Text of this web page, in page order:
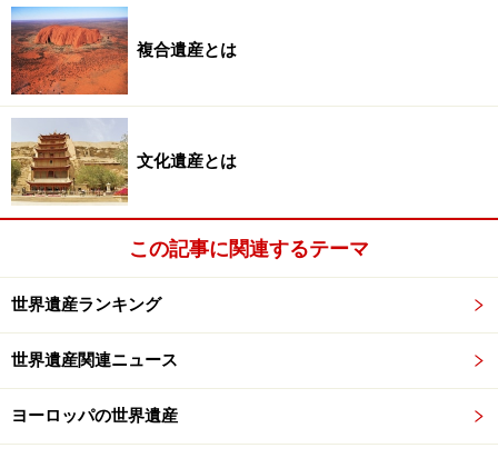
チチェン・イッツァのエル・カスティーヨ ©牧哲雄
チチェン・イッツァのエル・カスティーヨがマヤでもも
っとも雄々しいピラミッドであるならば、魔法使いのピ
ン・イッツァとウシュマルは直線距離で120kmほどしか
離れていないので、ぜひ見比べてみてほしい。
【関連記事】
探究！ 世界遺産と世界のピラミッド
複合遺産とは
文化遺産とは
この記事に関連するテーマ
世界遺産ランキング
世界遺産関連ニュース
ヨーロッパの世界遺産